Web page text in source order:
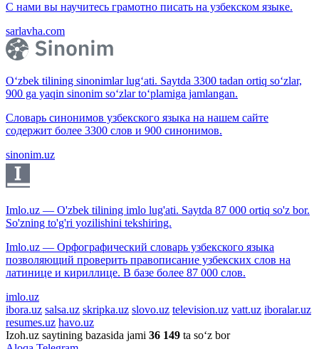
С нами вы научитесь грамотно писать на узбекском языке.
sarlavha.com
O‘zbek tilining sinonimlar lug‘ati. Saytda 3300 tadan ortiq so‘zlar,
900 ga yaqin sinonim so‘zlar to‘plamiga jamlangan.
Словарь синонимов узбекского языка на нашем сайте
содержит более 3300 слов и 900 синонимов.
sinonim.uz
Imlo.uz — O'zbek tilining imlo lug'ati. Saytda 87 000 ortiq so'z bor.
So'zning to'g'ri yozilishini tekshiring.
Imlo.uz — Орфографический словарь узбекского языка
позволяющий проверить правописание узбекских слов на
латинице и кириллице. В базе более 87 000 слов.
imlo.uz
ibora.uz salsa.uz skripka.uz slovo.uz television.uz vatt.uz iboralar.uz
resumes.uz havo.uz
Izoh.uz saytining bazasida jami 36 149 ta so‘z bor